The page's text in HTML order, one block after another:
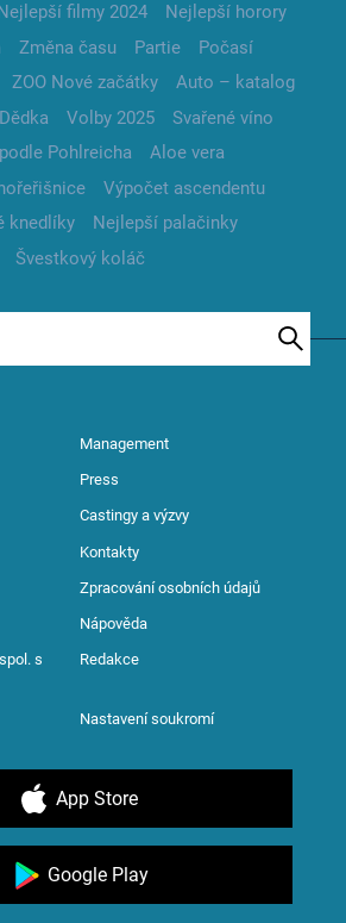
filmy 2024
Nejlepší horory
Změna času Partie
Počasí
ZOO Nové začátky
Auto – katalog
Volby 2025
Svařené víno
Pohlreicha
Aloe vera
Výpočet ascendentu
knedlíky
Nejlepší palačinky
Švestkový koláč
Management
Press
Castingy a výzvy
Kontakty
Zpracování osobních údajů
Nápověda
s
Redakce
Nastavení soukromí
App Store
Google Play